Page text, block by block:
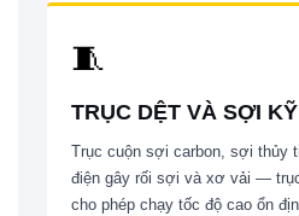
🧵
TRỤC DỆT VÀ SỢI
Trục cuộn sợi carbon, sợi thủy
điện gây rối sợi và xơ vải —
cho phép chạy tốc độ cao ổn